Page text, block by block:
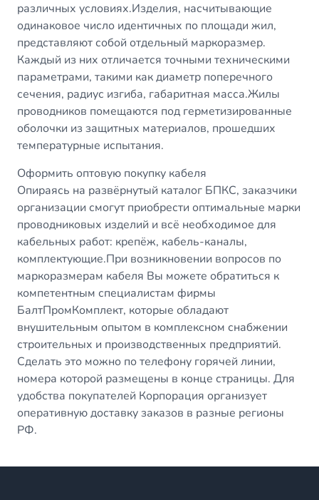
различных условиях.Изделия, насчитывающие
одинаковое число идентичных по площади жил,
представляют собой отдельный маркоразмер.
Каждый из них отличается точными техническими
параметрами, такими как диаметр поперечного
сечения, радиус изгиба, габаритная масса.Жилы
проводников помещаются под герметизированные
оболочки из защитных материалов, прошедших
температурные испытания.
Оформить оптовую покупку кабеля
Опираясь на развёрнутый каталог БПКС, заказчики
организации смогут приобрести оптимальные марки
проводниковых изделий и всё необходимое для
кабельных работ: крепёж, кабель-каналы,
комплектующие.При возникновении вопросов по
маркоразмерам кабеля Вы можете обратиться к
компетентным специалистам фирмы
БалтПромКомплект, которые обладают
внушительным опытом в комплексном снабжении
строительных и производственных предприятий.
Сделать это можно по телефону горячей линии,
номера которой размещены в конце страницы. Для
удобства покупателей Корпорация организует
оперативную доставку заказов в разные регионы
РФ.